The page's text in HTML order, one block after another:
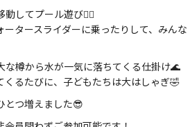
してプール遊び🏊‍♂️
タースライダーに乗ったりして、みんな
な樽から水が一気に落ちてくる仕掛け🌊
くるたびに、子どもたちは大はしゃぎ🤣
とつ増えました😎